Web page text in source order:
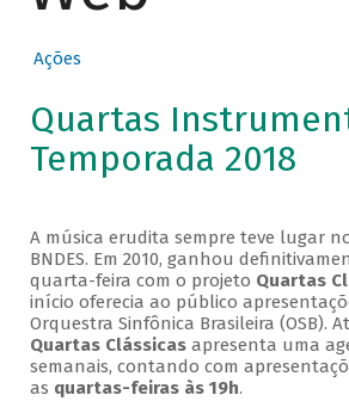
Ações
Quartas
Temporada 2018
A música erudita sempre teve lugar
BNDES. Em 2010, ganhou
quarta-feira com o projeto Quartas
início oferecia ao público
Orquestra Sinfônica Brasileira (OSB).
Quartas Clássicasapresenta uma
semanais, contando com
as quartas-feiras às 19h.